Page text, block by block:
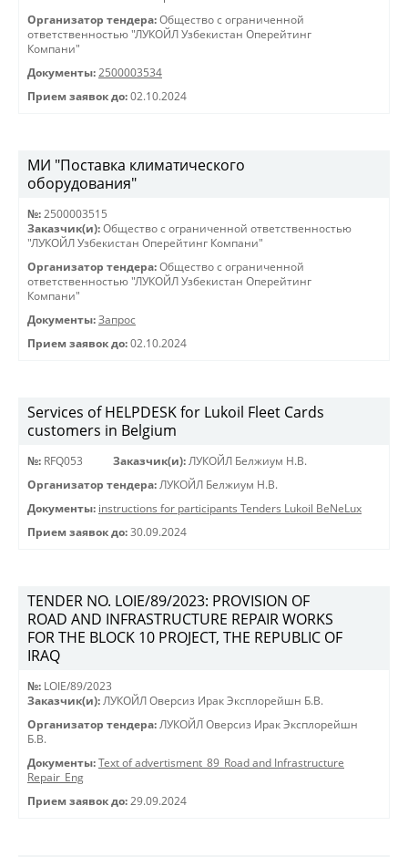
Организатор тендера: Общество с ограниченной
ответственностью "ЛУКОЙЛ Узбекистан Оперейтинг
Компани"
Документы: 2500003534
Прием заявок до: 02.10.2024
МИ "Поставка климатического
оборудования"
№: 2500003515
Заказчик(и): Общество с ограниченной ответственностью
"ЛУКОЙЛ Узбекистан Оперейтинг Компани"
Организатор тендера: Общество с ограниченной
ответственностью "ЛУКОЙЛ Узбекистан Оперейтинг
Компани"
Документы: Запрос
Прием заявок до: 02.10.2024
Services of HELPDESK for Lukoil Fleet Cards
customers in Belgium
№: RFQ053 Заказчик(и): ЛУКОЙЛ Белжиум Н.В.
Организатор тендера: ЛУКОЙЛ Белжиум Н.В.
Документы: instructions for participants Tenders Lukoil BeNeLux
Прием заявок до: 30.09.2024
TENDER NO. LOIE/89/2023: PROVISION OF
ROAD AND INFRASTRUCTURE REPAIR WORKS
FOR THE BLOCK 10 PROJECT, THE REPUBLIC OF
IRAQ
№: LOIE/89/2023
Заказчик(и): ЛУКОЙЛ Оверсиз Ирак Эксплорейшн Б.В.
Организатор тендера: ЛУКОЙЛ Оверсиз Ирак Эксплорейшн
Б.В.
Документы: Text of advertisment_89_Road and Infrastructure
Repair_Eng
Прием заявок до: 29.09.2024